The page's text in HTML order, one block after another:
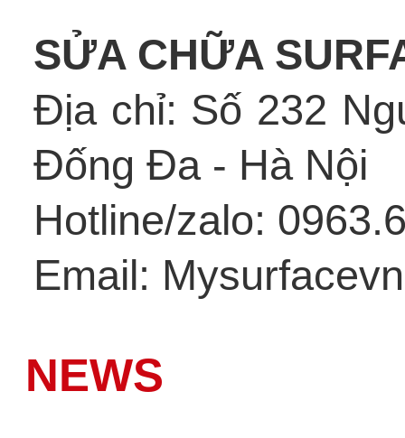
SỬA CHỮA
Địa chỉ: Số 232
Đống Đa - Hà Nội
Hotline/zalo:
Email:
NEWS